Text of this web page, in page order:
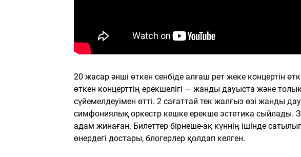
20 жасар әнші өткен сенбіде алғаш рет жеке концертін
өткен концерттің ерекшелігі — жанды дауыста және
сүйемелдеуімен өтті. 2 сағаттай тек жалғыз өзі жанды
симфониялық оркестр кешке ерекше эстетика
адам жинаған. Билеттер бірнеше-ақ күннің ішінде
өнердегі достары, блогерлер қолдап келген.